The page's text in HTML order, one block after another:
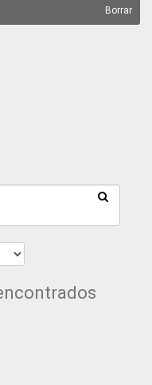
Borrar